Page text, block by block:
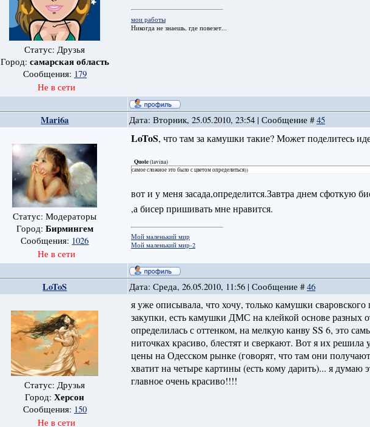
Статус: Друзья
Город: самарская область
Сообщения: 179
Не в сети
мои работы
Никогда не знаешь, где повезет...
Mari6a Дата: Вторник, 25.05.2010, 23:54 | Сообщение #45
Статус: Модераторы
Город: Бирмингем
Сообщения: 1026
Не в сети
LoToS, что там за камушки такие? Может поделитесь
Quote(lavina)
самое сложное это было с цветом определиться))
вот и у меня засада,определится.Завтра днем сфоткую
,а бисер пришивать мне нравится.
Мой маленький мир
Мой маленький мир-2
LoToS Дата: Среда, 26.05.2010, 11:56 | Сообщение #46
Статус: Друзья
Город:Херсон
Сообщения: 150
Не в сети
я уже описывала, что хочу, только камушки
закупки, есть камушки ДМС на клейкой основе разных
определилась с оттенком, на мелкую канву SS 6, это
ниточках красиво, блестят и сверкают. Вот я их
цены на Одесском рынке (говорят, что там они
хватит на четыре картины (есть кому дарить)... я
главное очень красиво!!!!